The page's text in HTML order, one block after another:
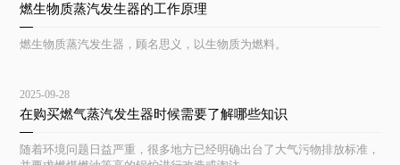
燃生物质蒸汽发生器的工作原理
燃生物质蒸汽发生器，顾名思义，以生物质为燃料。
2025-09-28
在购买燃气蒸汽发生器时候需要了解哪些知识
随着环境问题日益严重，很多地方已经明确出台了大气污物排放标准，